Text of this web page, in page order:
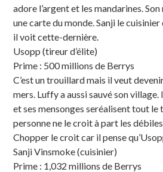
adore l’argent et les mandarines.
une carte du monde. Sanji le
il voit cette-dernière.
Usopp (tireur d’élite)
Prime : 500 millions de Berrys
C’est un trouillard mais il veut
mers. Luffy a aussi sauvé son
et ses mensonges seréalisent tout le
personne ne le croit à part les
Chopper le croit car il pense
Sanji Vinsmoke (cuisinier)
Prime : 1,032 millions de Berrys